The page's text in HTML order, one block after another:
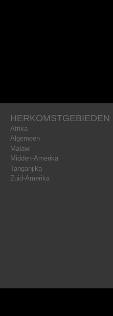
HERKOMSTGEBIEDEN
Afrika
Algemeen
Malawi
Midden-Amerika
Tanganjika
Zuid-Amerika